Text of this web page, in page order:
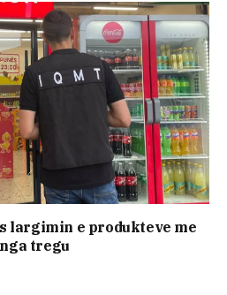
largimin e produkteve me
tregu